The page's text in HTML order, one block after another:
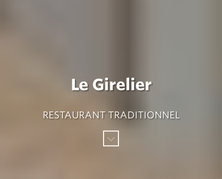
Le Girelier
RESTAURANT TRADITIONNEL